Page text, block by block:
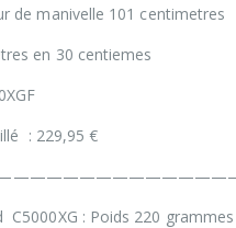
de manivelle 101 centimetres
en 30 centiemes
: 229,95 €
C5000XG : Poids 220